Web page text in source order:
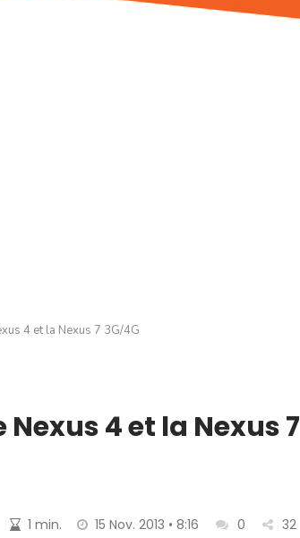
4 et la Nexus 7 3G/4G
4 et la Nexus 7
1 min. 15 Nov. 2013 • 8:16 0 32